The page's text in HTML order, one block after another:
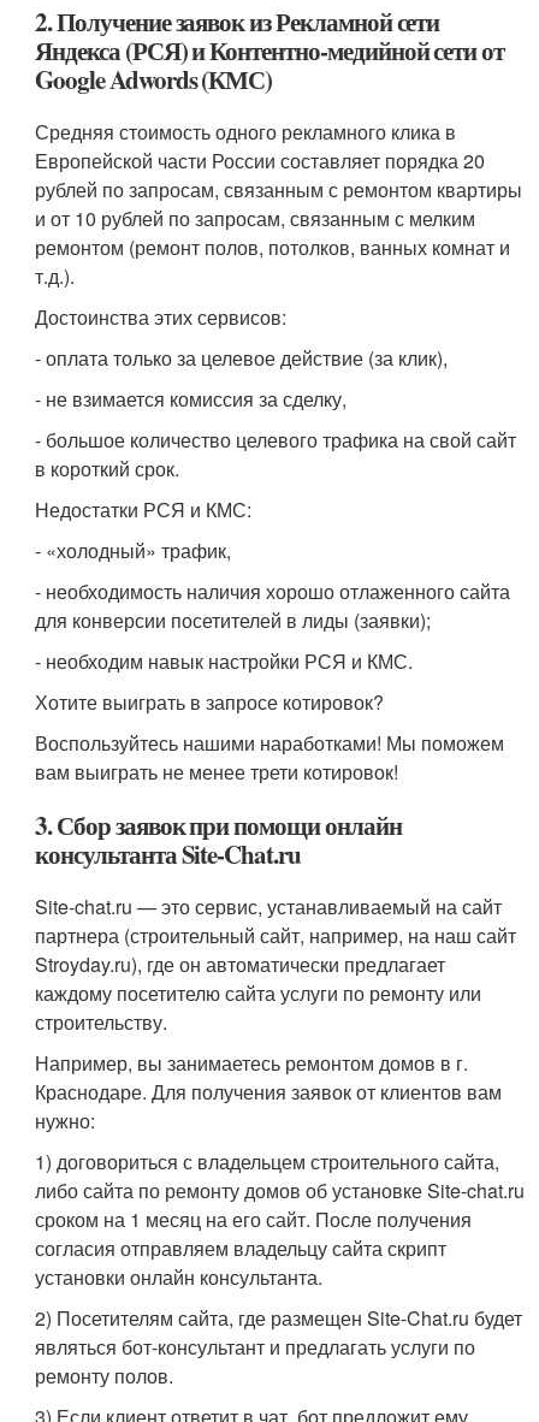
2. Получение заявок из Рекламной сети
Яндекса (РСЯ) и Контентно-медийной сети от
Google Adwords (КМС)
Средняя стоимость одного рекламного клика в
Европейской части России составляет порядка 20
рублей по запросам, связанным с ремонтом квартиры
и от 10 рублей по запросам, связанным с мелким
ремонтом (ремонт полов, потолков, ванных комнат и
т.д.).
Достоинства этих сервисов:
- оплата только за целевое действие (за клик),
- не взимается комиссия за сделку,
- большое количество целевого трафика на свой сайт
в короткий срок.
Недостатки РСЯ и КМС:
- «холодный» трафик,
- необходимость наличия хорошо отлаженного сайта
для конверсии посетителей в лиды (заявки);
- необходим навык настройки РСЯ и КМС.
Хотите выиграть в запросе котировок?
Воспользуйтесь нашими наработками! Мы поможем
вам выиграть не менее трети котировок!
3. Сбор заявок при помощи онлайн
консультанта Site-Chat.ru
Site-chat.ru — это сервис, устанавливаемый на сайт
партнера (строительный сайт, например, на наш сайт
Stroyday.ru), где он автоматически предлагает
каждому посетителю сайта услуги по ремонту или
строительству.
Например, вы занимаетесь ремонтом домов в г.
Краснодаре. Для получения заявок от клиентов вам
нужно:
1) договориться с владельцем строительного сайта,
либо сайта по ремонту домов об установке Site-chat.ru
сроком на 1 месяц на его сайт. После получения
согласия отправляем владельцу сайта скрипт
установки онлайн консультанта.
2) Посетителям сайта, где размещен Site-Chat.ru будет
являться бот-консультант и предлагать услуги по
ремонту полов.
3) Если клиент ответит в чат, бот предложит ему